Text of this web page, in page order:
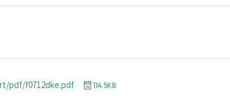
pdf/f0712dke.pdf 114.5KB